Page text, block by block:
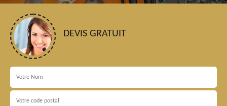
DEVIS GRATUIT